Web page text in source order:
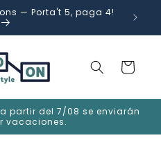
— Porta't 5, paga 4!
Cistella
partir del 7/08 se enviarán
vacaciones.